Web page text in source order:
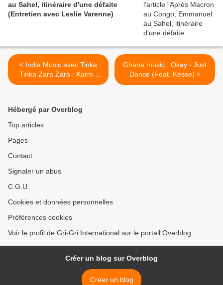
au Sahel, itinéraire d'une défaite
(Entretien avec Leslie Varenne)
< India Music avec Tinka
Tinka Zara Zara : Karm (
John & Priyanka )
Ghana music : Okay - Just
Dance (Feat. Kesse) >
Hébergé par Overblog
Top articles
Pages
Contact
Signaler un abus
C.G.U.
Cookies et données personnelles
Préférences cookies
Voir le profil de Gri-Gri International sur le portail Overblog
Créer un blog sur Overblog
Créer un blog